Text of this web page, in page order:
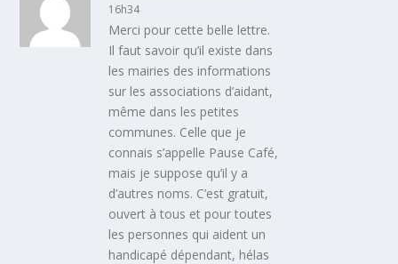
16h34
Merci pour cette belle lettre.
Il faut savoir qu’il existe dans
les mairies des informations
sur les associations d’aidant,
même dans les petites
communes. Celle que je
connais s’appelle Pause Café,
mais je suppose qu’il y a
d’autres noms. C’est gratuit,
ouvert à tous et pour toutes
les personnes qui aident un
handicapé dépendant, hélas